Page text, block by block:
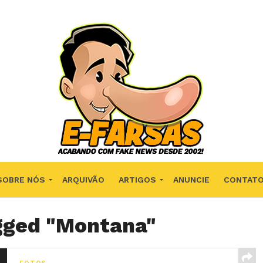
NÓS ARQUIVÃO ARTIGOS ANUNCIE CONTATO
"Montana"